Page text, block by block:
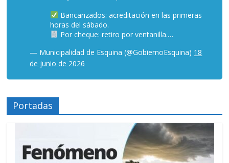
Bancarizados: acreditación en las primeras
horas del sábado.
Por cheque: retiro por ventanilla.…
— Municipalidad de Esquina (@GobiernoEsquina) 18
de junio de 2026
Portadas